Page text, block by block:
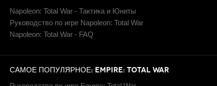
Napoleon: Total War - Тактика и Юниты
Руководство по игре Napoleon: Total War
Napoleon: Total War - FAQ
САМОЕ ПОПУЛЯРНОЕ: EMPIRE: TOTAL WAR